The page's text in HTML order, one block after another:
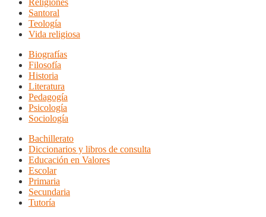
Religiones
Santoral
Teología
Vida religiosa
Biografías
Filosofía
Historia
Literatura
Pedagogía
Psicología
Sociología
Bachillerato
Diccionarios y libros de consulta
Educación en Valores
Escolar
Primaria
Secundaria
Tutoría